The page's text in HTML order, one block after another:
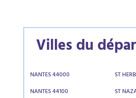
Villes du
NANTES 44000
NANTES 44100
ST
ST